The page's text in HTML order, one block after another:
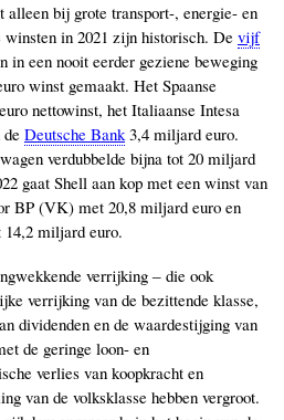
bij grote transport-, energie- en
in 2021 zijn historisch. De vijf
in een nooit eerder geziene beweging
winst gemaakt. Het Spaanse
nettowinst, het Italiaanse Intesa
Deutsche Bank3,4 miljard euro.
verdubbelde bijna tot 20 miljard
gaat Shell aan kop met een winst van
BP (VK) met 20,8 miljard euro en
miljard euro.
verrijking ‒ die ook
verrijking van de bezittende klasse,
dividenden en de waardestijging van
de geringe loon- en
verlies van koopkracht en
van de volksklasse hebben vergroot.